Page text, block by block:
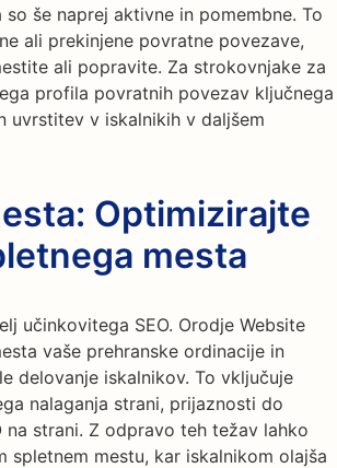
še naprej aktivne in pomembne. To
ali prekinjene povratne povezave,
ali popravite. Za strokovnjake za
profila povratnih povezav ključnega
uvrstitev v iskalnikih v daljšem
Optimizirajte
mesta
učinkovitega SEO. Orodje Website
vaše prehranske ordinacije in
delovanje iskalnikov. To vključuje
nalaganja strani, prijaznosti do
strani. Z odpravo teh težav lahko
mestu, kar iskalnikom olajša